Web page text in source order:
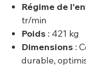
Régime de
tr/min
Poids : 421 kg
Dimensions :
durable,